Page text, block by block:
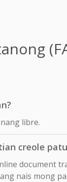
libre.
creole
document
nais mong